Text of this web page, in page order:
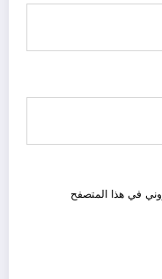
في هذا المتصفح